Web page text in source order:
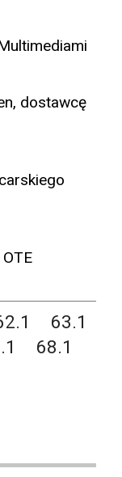
dostawcę
63.1
68.1